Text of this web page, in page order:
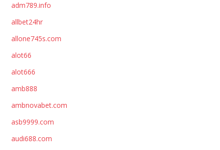
adm789.info
allbet24hr
allone745s.com
alot66
alot666
amb888
ambnovabet.com
asb9999.com
audi688.com